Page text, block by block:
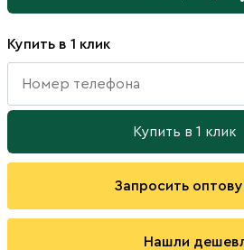
Купить в 1 клик
Купить в 1 клик
Запросить
Нашли